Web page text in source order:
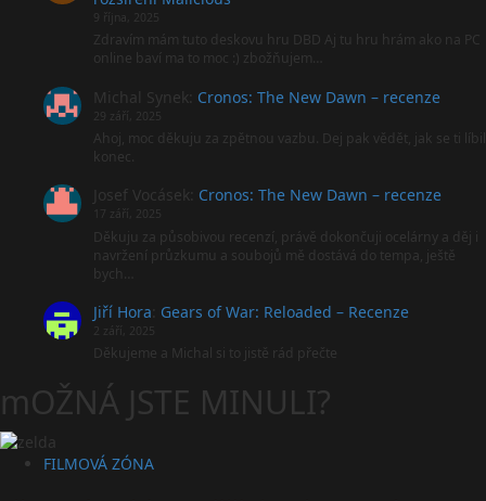
pro
Nintendo
Switch
9 října, 2025
Zdravím mám tuto deskovu hru DBD Aj tu hru hrám ako na PC
online baví ma to moc :) zbožňujem…
Michal Synek Cronos: The New Dawn – recenze
29 září, 2025
Ahoj, moc děkuju za zpětnou vazbu. Dej pak vědět, jak se ti líbil
konec.
Josef Vocásek Cronos: The New Dawn – recenze
17 září, 2025
Děkuju za působivou recenzí, právě dokončuji ocelárny a děj i
navržení průzkumu a soubojů mě dostává do tempa, ještě
bych…
Jiří Hora Gears of War: Reloaded – Recenze
2 září, 2025
Děkujeme a Michal si to jistě rád přečte
mOŽNÁ JSTE MINULI?
FILMOVÁ ZÓNA